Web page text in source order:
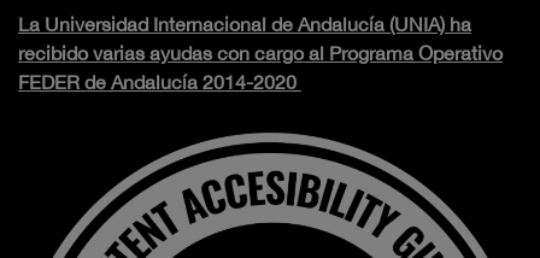
La Universidad Internacional de Andalucía (UNIA) ha
recibido varias ayudas con cargo al Programa Operativo
FEDER de Andalucía 2014-2020